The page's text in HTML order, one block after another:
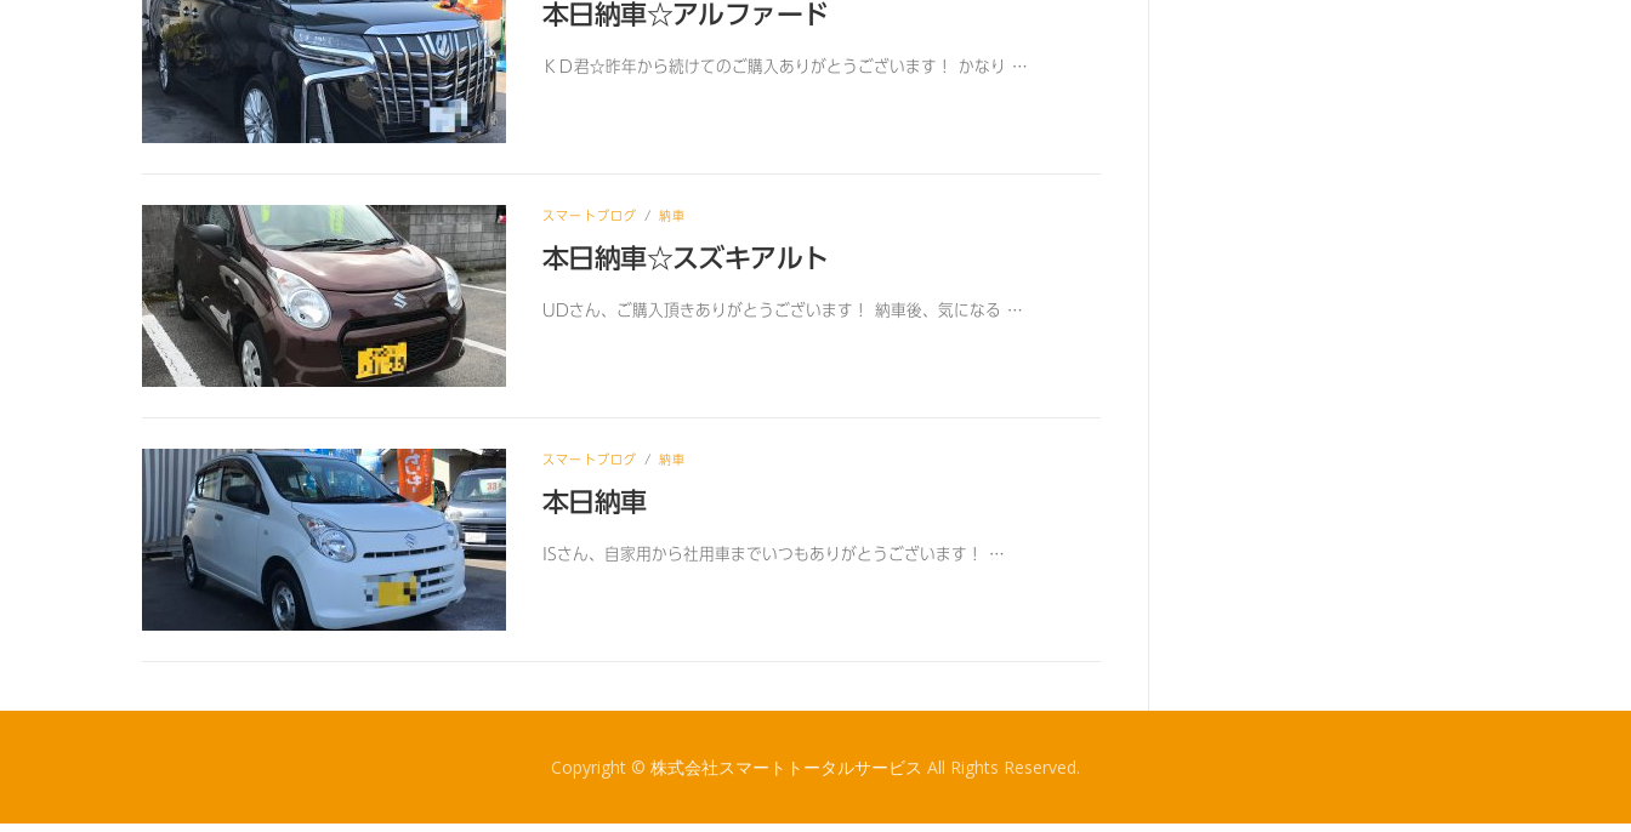
本日納車☆アルファード
ＫＤ君☆昨年から続けてのご購入ありがとうございます！ かなり …
スマートブログ /納車
本日納車☆スズキアルト
UDさん、ご購入頂きありがとうございます！ 納車後、気になる …
スマートブログ /納車
本日納車
ISさん、自家用から社用車までいつもありがとうございます！ …
Copyright © 株式会社スマートトータルサービス All Rights Reserved.